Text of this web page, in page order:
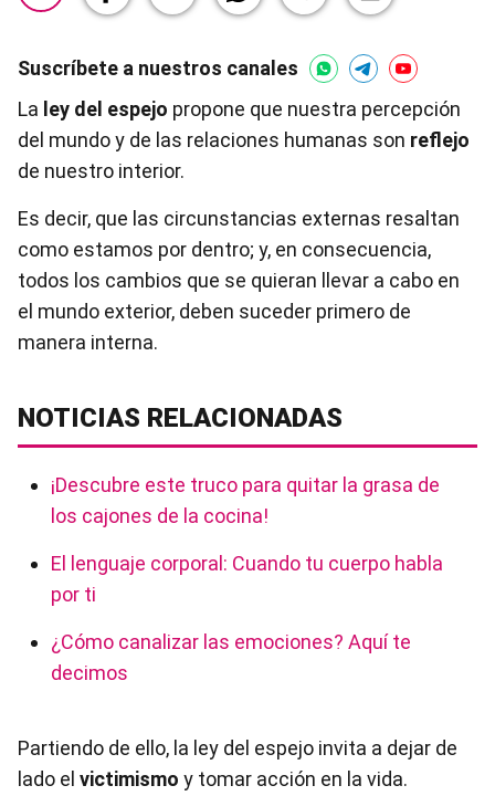
Suscríbete a nuestros canales
La ley del espejo propone que nuestra percepción
del mundo y de las relaciones humanas son reflejo
de nuestro interior.
Es decir, que las circunstancias externas resaltan
como estamos por dentro; y, en consecuencia,
todos los cambios que se quieran llevar a cabo en
el mundo exterior, deben suceder primero de
manera interna.
NOTICIAS RELACIONADAS
¡Descubre este truco para quitar la grasa de
los cajones de la cocina!
El lenguaje corporal: Cuando tu cuerpo habla
por ti
¿Cómo canalizar las emociones? Aquí te
decimos
Partiendo de ello, la ley del espejo invita a dejar de
lado el victimismo y tomar acción en la vida.